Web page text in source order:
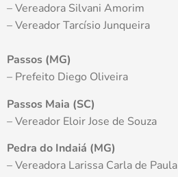
– Vereadora Silvani Amorim
– Vereador Tarcísio Junqueira
Passos (MG)
– Prefeito Diego Oliveira
Passos Maia (SC)
– Vereador Eloir Jose de Souza
Pedra do Indaiá (MG)
– Vereadora Larissa Carla de